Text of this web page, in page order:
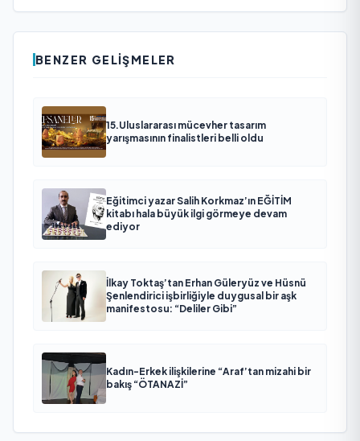
BENZER GELIŞMELER
15.Uluslararası mücevher tasarım
yarışmasının finalistleri belli oldu
Eğitimci yazar Salih Korkmaz’ın EĞİTİM
kitabı hala büyük ilgi görmeye devam
ediyor
İlkay Toktaş’tan Erhan Güleryüz ve Hüsnü
Şenlendirici işbirliğiyle duygusal bir aşk
manifestosu: “Deliler Gibi”
Kadın-Erkek ilişkilerine “Araf’tan mizahi bir
bakış “ÖTANAZİ”